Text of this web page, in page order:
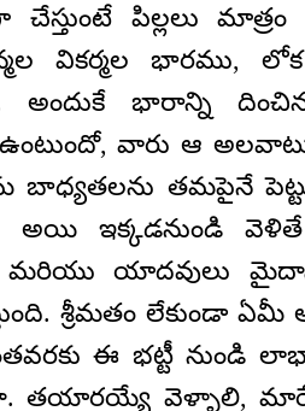
చేస్తుంటే పిల్లలు
జన్మల వికర్మల
భారాన్ని
ఉంటుందో, వారు ఆ
తమపైనే
అయి ఇక్కడనుండి
మరియు యాదవులు
శ్రీమతం లేకుండా
ఈ భట్టీ నుండి
తయారయ్యే వెళ్ళాలి,